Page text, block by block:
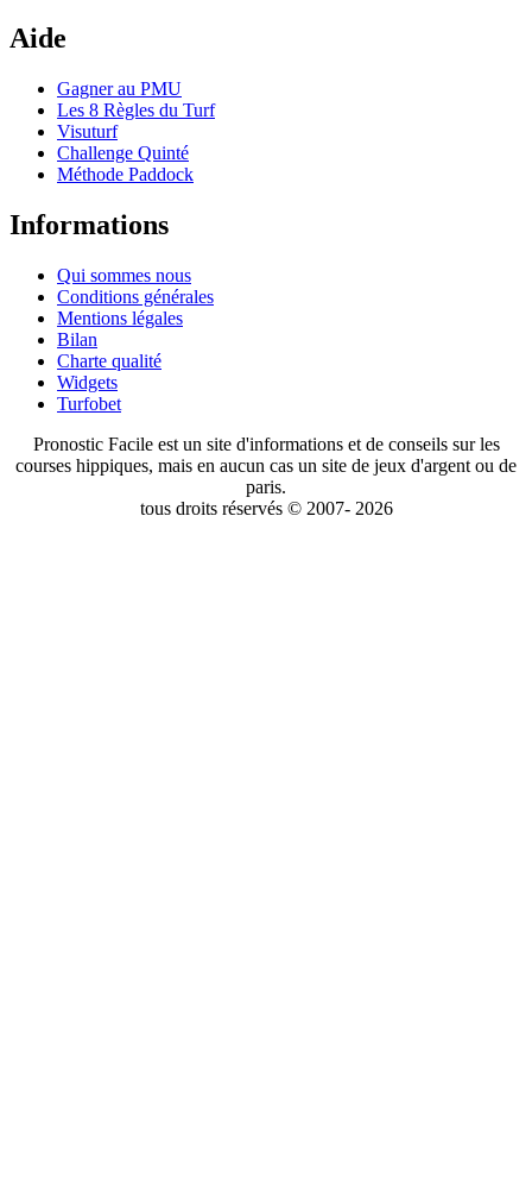
Aide
Gagner au PMU
Les 8 Règles du Turf
Visuturf
Challenge Quinté
Méthode Paddock
Informations
Qui sommes nous
Conditions générales
Mentions légales
Bilan
Charte qualité
Widgets
Turfobet
Pronostic Facile est un site d'informations et de conseils sur les
courses hippiques, mais en aucun cas un site de jeux d'argent ou de
paris.
tous droits réservés © 2007- 2026